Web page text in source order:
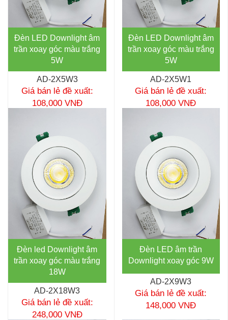
Đèn LED Downlight âm
trần xoay góc màu trắng
5W
AD-2X5W3
Giá bán lẻ đề xuất:
108,000 VNĐ
Đèn LED Downlight âm
trần xoay góc màu trắng
5W
AD-2X5W1
Giá bán lẻ đề xuất:
108,000 VNĐ
Đèn led Downlight âm
trần xoay góc màu trắng
18W
AD-2X18W3
Giá bán lẻ đề xuất:
248,000 VNĐ
Đèn LED âm trần
Downlight xoay góc 9W
AD-2X9W3
Giá bán lẻ đề xuất:
148,000 VNĐ